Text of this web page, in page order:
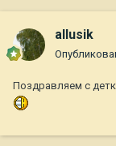
allusik
Поздравляем с